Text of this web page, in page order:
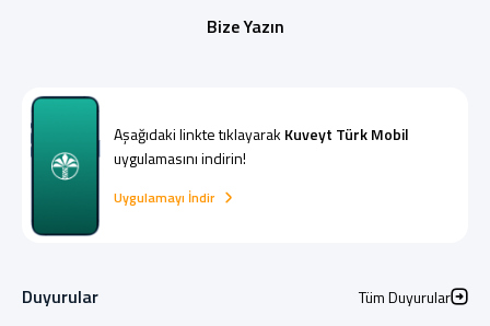
Bize Yazın
Aşağıdaki linkte tıklayarak Kuveyt Türk Mobil
uygulamasını indirin!
Uygulamayı İndir
Duyurular
Tüm Duyurular